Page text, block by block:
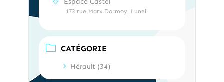
Espace Castel
173 rue Marx Dormoy, Lunel
CATÉGORIE
Hérault (34)